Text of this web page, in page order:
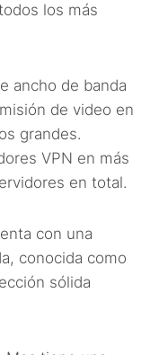
los más
ancho de banda
de video en
grandes.
VPN en más
en total.
con una
conocida como
sólida